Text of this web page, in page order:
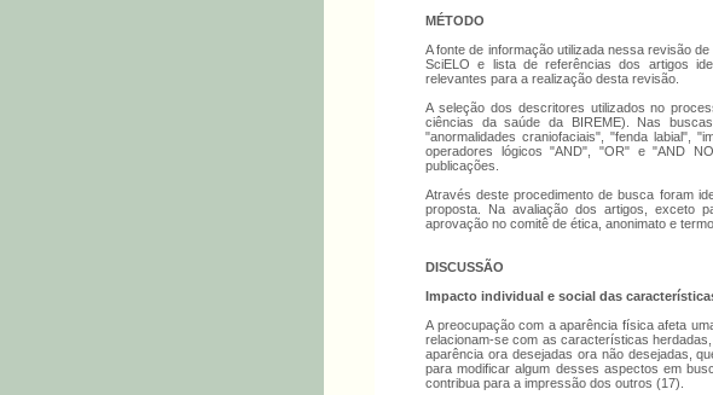
MÉTODO
A fonte de informação utilizada nessa revisão
SciELO e lista de referências dos artigos
relevantes para a realização desta revisão.
A seleção dos descritores utilizados no
ciências da saúde da BIREME). Nas
"anormalidades craniofaciais", "fenda labial",
operadores lógicos "AND", "OR" e "AND
publicações.
Através deste procedimento de busca foram
proposta. Na avaliação dos artigos, exceto
aprovação no comitê de ética, anonimato e
DISCUSSÃO
Impacto individual e social das
A preocupação com a aparência física afeta
relacionam-se com as características
aparência ora desejadas ora não desejadas,
para modificar algum desses aspectos em
contribua para a impressão dos outros (17).